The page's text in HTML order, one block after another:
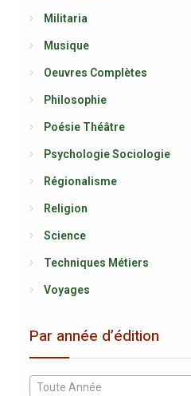
Militaria
Musique
Oeuvres Complètes
Philosophie
Poésie Théâtre
Psychologie Sociologie
Régionalisme
Religion
Science
Techniques Métiers
Voyages
Par année d’édition
Toute Année